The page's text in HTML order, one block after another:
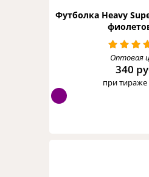
Футболка Heavy
Оптовая
340
при